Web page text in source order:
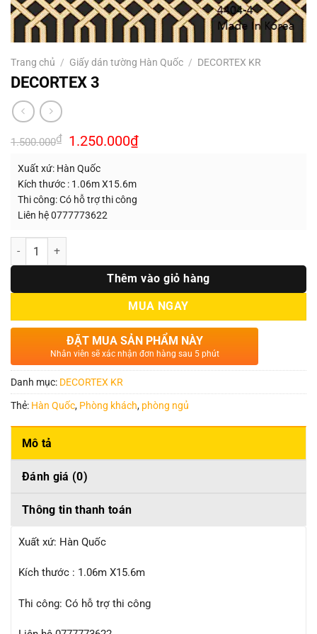
Trang chủ / Giấy dán tường Hàn Quốc / DECORTEX KR
DECORTEX 3
1.500.000₫ Giá
gốc
1.500.000₫.
1.250.000₫Giá
hiện
Xuất xứ: Hàn Quốc
Kích thước : 1.06m X15.6m
Thi công: Có hỗ trợ thi công
Liên hệ 0777773622
Số lượng
Thêm vào giỏ hàng
MUA NGAY
ĐẶT MUA SẢN PHẨM NÀY
Nhân viên sẽ xác nhận đơn hàng sau 5 phút
Danh mục: DECORTEX KR
Thẻ: Hàn Quốc, Phòng khách, phòng ngủ
Mô tả
Đánh giá (0)
Thông tin thanh toán
Xuất xứ: Hàn Quốc
Kích thước : 1.06m X15.6m
Thi công: Có hỗ trợ thi công